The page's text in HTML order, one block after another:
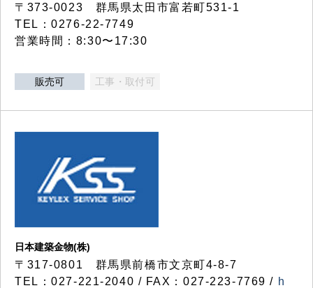
〒373-0023 群馬県太田市富若町531-1
TEL：0276-22-7749
営業時間：8:30〜17:30
販売可 工事・取付可
日本建築金物(株)
〒317‐0801 群馬県前橋市文京町4-8-7
TEL：027-221-2040 / FAX：027-223-7769 / h